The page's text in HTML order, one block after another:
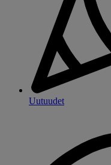
Uutuudet